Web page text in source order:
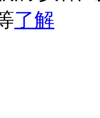
了解